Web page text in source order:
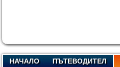
НАЧАЛО ПЪТЕВОДИТЕЛ